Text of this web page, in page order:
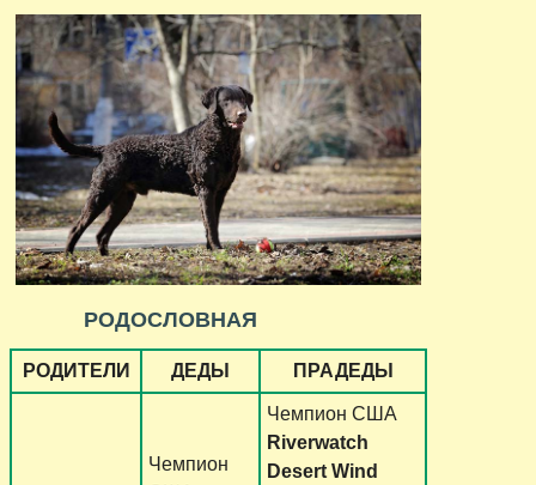
РОДОСЛОВНАЯ
РОДИТЕЛИ ДЕДЫ ПРАДЕДЫ
Чемпион
Чемпион США
Riverwatch
Desert Wind